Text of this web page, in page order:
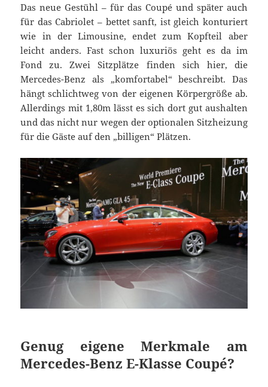
Das neue Gestühl – für das Coupé und später auch
für das Cabriolet – bettet sanft, ist gleich konturiert
wie in der Limousine, endet zum Kopfteil aber
leicht anders. Fast schon luxuriös geht es da im
Fond zu. Zwei Sitzplätze finden sich hier, die
Mercedes-Benz als „komfortabel“ beschreibt. Das
hängt schlichtweg von der eigenen Körpergröße ab.
Allerdings mit 1,80m lässt es sich dort gut aushalten
und das nicht nur wegen der optionalen Sitzheizung
für die Gäste auf den „billigen“ Plätzen.
Genug eigene Merkmale am
Mercedes-Benz E-Klasse Coupé?